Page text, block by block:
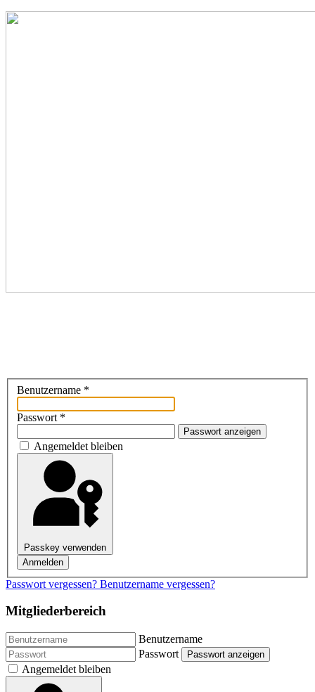
Benutzername *
Passwort *
Passwort anzeigen
Angemeldet bleiben
Passkey verwenden
Anmelden
Passwort vergessen? Benutzername vergessen?
Mitgliederbereich
Benutzername
Passwort
Passwort anzeigen
Angemeldet bleiben